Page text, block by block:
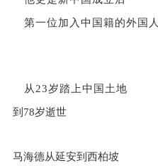
第一位加入中国籍的外国人
从23岁踏上中国土地
到78岁逝世
马海德从延安到西柏坡